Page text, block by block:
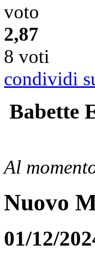
voto
2,87
8 voti
condividi
Babette
Al
Nuovo
01/12/